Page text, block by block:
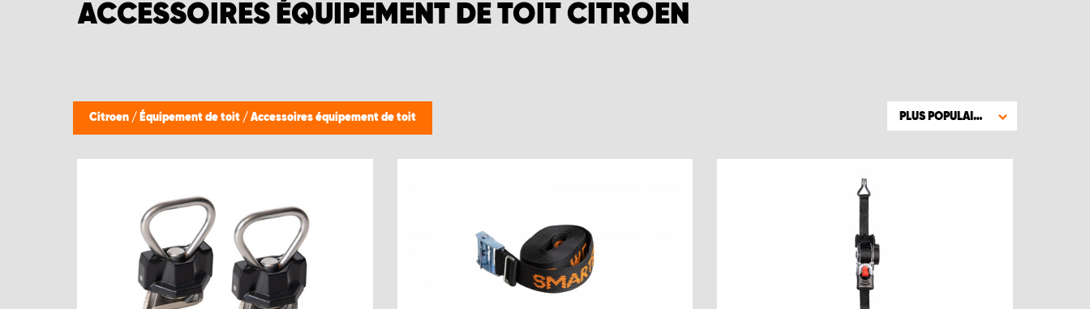
ACCESSOIRES ÉQUIPEMENT DE TOIT CITROEN
Citroen / Équipement de toit / Accessoires équipement de toit PLUS POPULAIRE